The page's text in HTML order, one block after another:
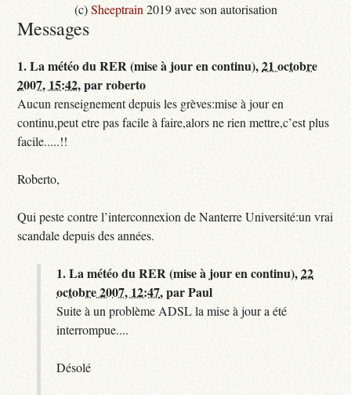
(c)Sheeptrain 2019 avec son autorisation
Messages
1.La météo du RER (mise à jour en continu),21 octobre
2007, 15:42,parroberto
Aucun renseignement depuis les grèves:mise à jour en
continu,peut etre pas facile à faire,alors ne rien mettre,c’est plus
facile.....!!
Roberto,
Qui peste contre l’interconnexion de Nanterre Université:un vrai
scandale depuis des années.
1.La météo du RER (mise à jour en continu),22
octobre 2007, 12:47,parPaul
Suite à un problème ADSL la mise à jour a été
interrompue....
Désolé